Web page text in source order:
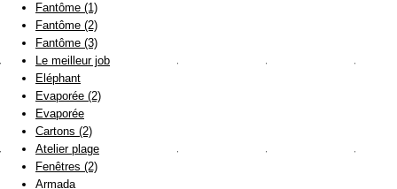
Fantôme (1)
Fantôme (2)
Fantôme (3)
Le meilleur job
Eléphant
Evaporée (2)
Evaporée
Cartons (2)
Atelier plage
Fenêtres (2)
Armada